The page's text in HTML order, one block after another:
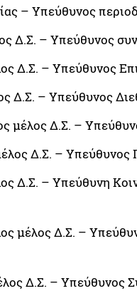
– Υπεύθυνος
Δ.Σ. – Υπεύθυνος
Δ.Σ. – Υπεύθυνος
Δ.Σ. – Υπεύθυνος
μέλος Δ.Σ. –
Δ.Σ. – Υπεύθυνος
Δ.Σ. – Υπεύθυνη
μέλος Δ.Σ. –
Δ.Σ. – Υπεύθυνος